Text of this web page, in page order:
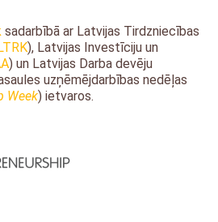
sadarbībā ar Latvijas Tirdzniecības
LTRK), Latvijas Investīciju un
) un Latvijas Darba devēju
uzņēmējdarbības nedēļas
Week) ietvaros.